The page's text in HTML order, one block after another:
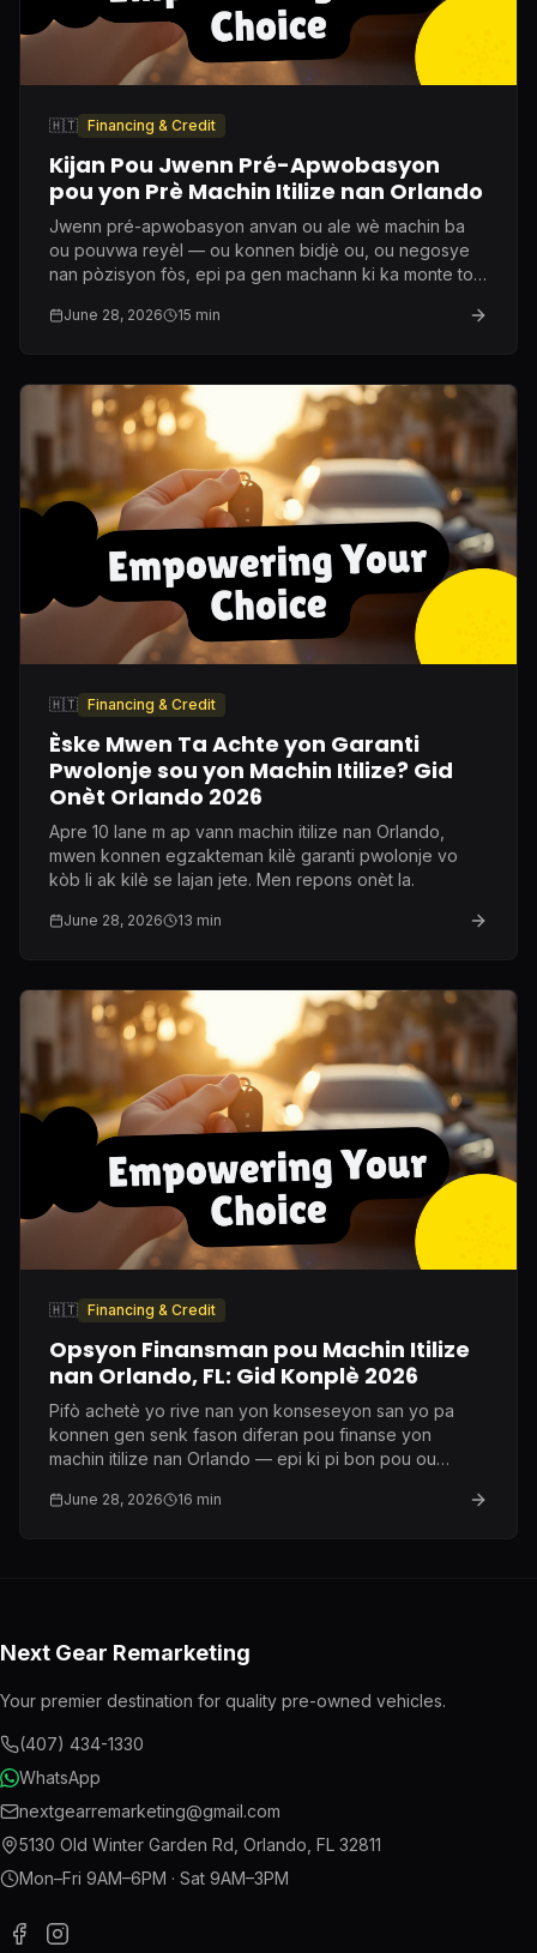
🇭🇹 Financing & Credit
Kijan Pou Jwenn Pré-Apwobasyon
pou yon Prè Machin Itilize nan Orlando
Jwenn pré-apwobasyon anvan ou ale wè machin ba
ou pouvwa reyèl — ou konnen bidjè ou, ou negosye
nan pòzisyon fòs, epi pa gen machann ki ka monte to
June 28, 2026 15 min
🇭🇹 Financing & Credit
Èske Mwen Ta Achte yon Garanti
Pwolonje sou yon Machin Itilize? Gid
Onèt Orlando 2026
Apre 10 lane m ap vann machin itilize nan Orlando,
mwen konnen egzakteman kilè garanti pwolonje vo
kòb li ak kilè se lajan jete. Men repons onèt la.
June 28, 2026 13 min
🇭🇹 Financing & Credit
Opsyon Finansman pou Machin Itilize
nan Orlando, FL: Gid Konplè 2026
Pifò achetè yo rive nan yon konseseyon san yo pa
konnen gen senk fason diferan pou finanse yon
machin itilize nan Orlando — epi ki pi bon pou ou
June 28, 2026 16 min
Next Gear Remarketing
Your premier destination for quality pre-owned vehicles.
(407) 434-1330
WhatsApp
nextgearremarketing@gmail.com
5130 Old Winter Garden Rd Orlando FL 32811
Mon–Fri 9AM–6PM · Sat 9AM–3PM